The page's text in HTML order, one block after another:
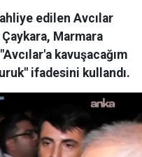
edilen Avcılar
Marmara
kavuşacağım
ifadesini kullandı.